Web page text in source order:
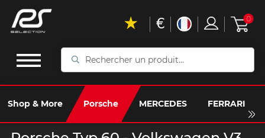
Rechercher
produit...
Shop & More Porsche MERCEDES FERRARI
€ 0